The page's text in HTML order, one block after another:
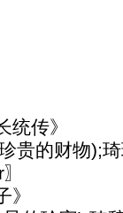
传》
贵的财物);